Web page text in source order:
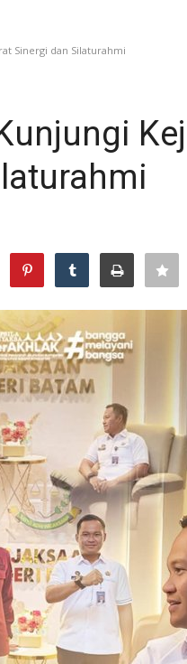
Sinergi dan Silaturahmi